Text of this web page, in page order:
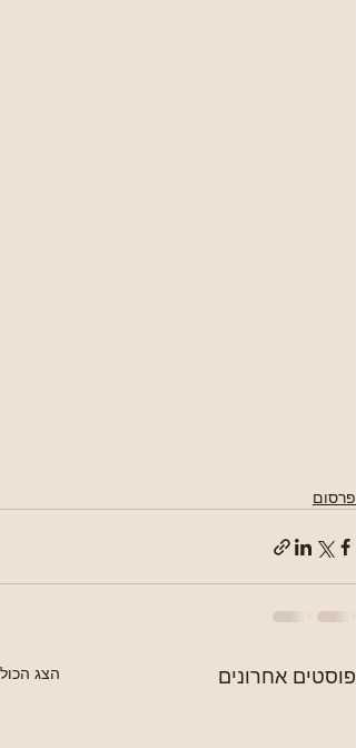
פרסום
פוסטים אחרונים הצג הכול